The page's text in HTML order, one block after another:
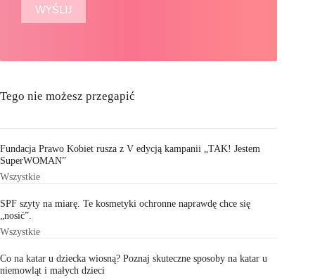
Tego nie możesz przegapić
Fundacja Prawo Kobiet rusza z V edycją kampanii „TAK! Jestem
SuperWOMAN”
Wszystkie
SPF szyty na miarę. Te kosmetyki ochronne naprawdę chce się
„nosić”.
Wszystkie
Co na katar u dziecka wiosną? Poznaj skuteczne sposoby na katar u
niemowląt i małych dzieci